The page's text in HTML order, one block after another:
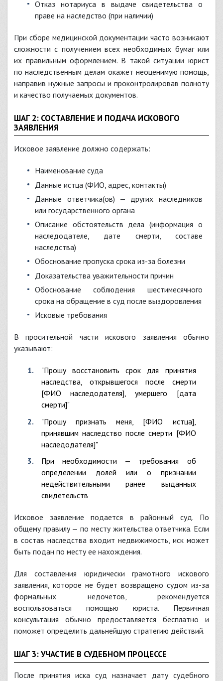
Отказ нотариуса в выдаче свидетельства о
праве на наследство (при наличии)
При сборе медицинской документации часто возникают
сложности с получением всех необходимых бумаг или
их правильным оформлением. В такой ситуации юрист
по наследственным делам окажет неоценимую помощь,
направив нужные запросы и проконтролировав полноту
и качество получаемых документов.
ШАГ 2: СОСТАВЛЕНИЕ И ПОДАЧА ИСКОВОГО
ЗАЯВЛЕНИЯ
Исковое заявление должно содержать:
Наименование суда
Данные истца (ФИО, адрес, контакты)
Данные ответчика(ов) — других наследников
или государственного органа
Описание обстоятельств дела (информация о
наследодателе, дате смерти, составе
наследства)
Обоснование пропуска срока из-за болезни
Доказательства уважительности причин
Обоснование соблюдения шестимесячного
срока на обращение в суд после выздоровления
Исковые требования
В просительной части искового заявления обычно
указывают:
"Прошу восстановить срок для принятия
наследства, открывшегося после смерти
[ФИО наследодателя], умершего [дата
смерти]"
"Прошу признать меня, [ФИО истца],
принявшим наследство после смерти [ФИО
наследодателя]"
При необходимости — требования об
определении долей или о признании
недействительными ранее выданных
свидетельств
Исковое заявление подается в районный суд. По
общему правилу — по месту жительства ответчика. Если
в состав наследства входит недвижимость, иск может
быть подан по месту ее нахождения.
Для составления юридически грамотного искового
заявления, которое не будет возвращено судом из-за
формальных недочетов, рекомендуется
воспользоваться помощью юриста. Первичная
консультация обычно предоставляется бесплатно и
поможет определить дальнейшую стратегию действий.
ШАГ 3: УЧАСТИЕ В СУДЕБНОМ ПРОЦЕССЕ
После принятия иска суд назначает дату судебного